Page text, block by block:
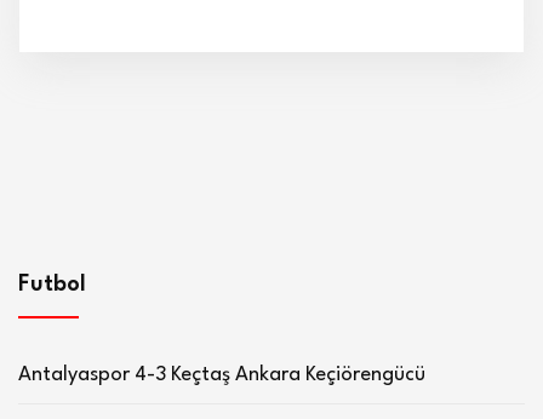
Futbol
Antalyaspor 4-3 Keçtaş Ankara Keçiörengücü